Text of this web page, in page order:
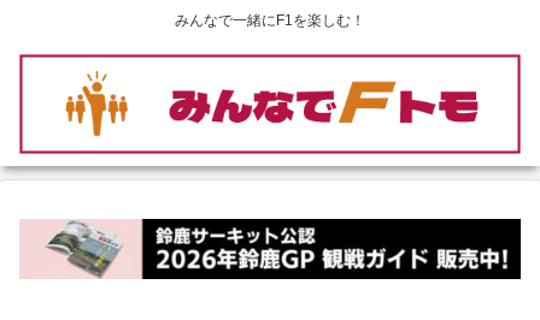
みんなで一緒にF1を楽しむ！